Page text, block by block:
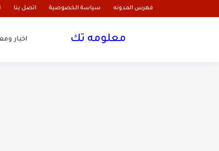
فهرس المدونه سياسة الخصوصية اتصل بنا
معلومه تك اخبار